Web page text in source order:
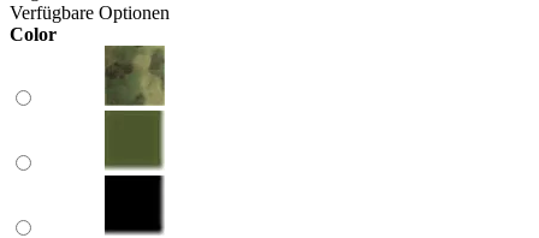
Verfügbare Optionen
Color